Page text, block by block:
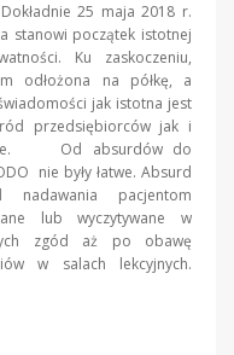
25 maja 2018 r.
stanowi początek istotnej
Ku zaskoczeniu,
odłożona na półkę, a
jak istotna jest
przedsiębiorców jak i
Od absurdów do
nie były łatwe. Absurd
pacjentom
lub wyczytywane w
zgód aż po obawę
w salach lekcyjnych.